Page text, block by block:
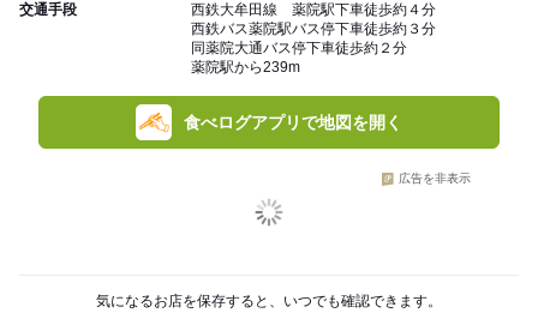
交通手段
西鉄大牟田線 薬院駅下車徒歩約４分
西鉄バス薬院駅バス停下車徒歩約３分
同薬院大通バス停下車徒歩約２分
薬院駅から239m
食べログアプリで地図を開く
広告を非表示
気になるお店を保存すると、いつでも確認できます。